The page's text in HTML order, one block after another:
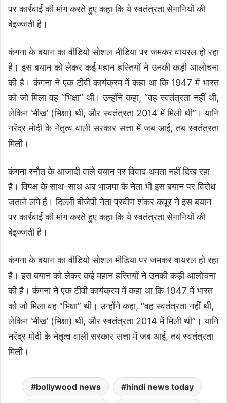
पर कार्रवाई की मांग करते हुए कहा कि ये स्वतंत्रता सेनानियों की
बेइज्जती है।
कंगना के बयान का वीडियो सोशल मीडिया पर जमकर वायरल हो रहा
है। इस बयान को लेकर कई महान हस्तियों ने उनकी कड़ी आलोचना
की है। कंगना ने एक टीवी कार्यक्रम में कहा था कि 1947 में भारत
को जो मिला वह “भिक्षा” थी। उन्होंने कहा, “वह स्वतंत्रता नहीं थी,
लेकिन ‘भीख’ (भिक्षा) थी, और स्वतंत्रता 2014 में मिली थी”। यानि
नरेंद्र मोदी के नेतृत्व वाली सरकार सत्ता में जब आई, तब स्वतंत्रता
मिली।
कंगना रनौत के आजादी वाले बयान पर विवाद थमता नहीं दिख रहा
है। विपक्ष के साथ-साथ अब भाजपा के नेता भी इस बयान पर विरोध
जताने लगे हैं। दिल्ली बीजेपी नेता प्रवीण शंकर कपूर ने इस बयान
पर कार्रवाई की मांग करते हुए कहा कि ये स्वतंत्रता सेनानियों की
बेइज्जती है।
कंगना के बयान का वीडियो सोशल मीडिया पर जमकर वायरल हो रहा
है। इस बयान को लेकर कई महान हस्तियों ने उनकी कड़ी आलोचना
की है। कंगना ने एक टीवी कार्यक्रम में कहा था कि 1947 में भारत
को जो मिला वह “भिक्षा” थी। उन्होंने कहा, “वह स्वतंत्रता नहीं थी,
लेकिन ‘भीख’ (भिक्षा) थी, और स्वतंत्रता 2014 में मिली थी”। यानि
नरेंद्र मोदी के नेतृत्व वाली सरकार सत्ता में जब आई, तब स्वतंत्रता
मिली।
bollywood news hindi news today